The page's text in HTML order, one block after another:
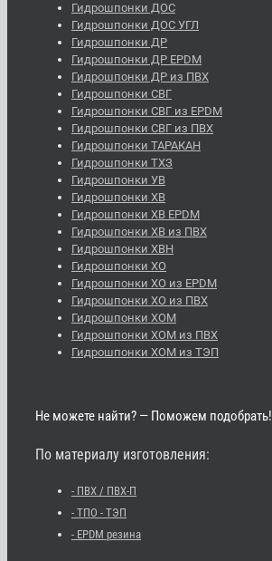
Гидрошпонки ДОС
Гидрошпонки ДОС УГЛ
Гидрошпонки ДР
Гидрошпонки ДР EPDM
Гидрошпонки ДР из ПВХ
Гидрошпонки СВГ
Гидрошпонки СВГ из EPDM
Гидрошпонки СВГ из ПВХ
Гидрошпонки ТАРАКАН
Гидрошпонки ТХЗ
Гидрошпонки УВ
Гидрошпонки ХВ
Гидрошпонки ХВ EPDM
Гидрошпонки ХВ из ПВХ
Гидрошпонки ХВН
Гидрошпонки ХО
Гидрошпонки ХО из EPDM
Гидрошпонки ХО из ПВХ
Гидрошпонки ХОМ
Гидрошпонки ХОМ из ПВХ
Гидрошпонки ХОМ из ТЭП
Не можете найти? — Поможем подобрать!
По материалу изготовления:
- ПВХ / ПВХ-П
- ТПО - ТЭП
- EPDM резина